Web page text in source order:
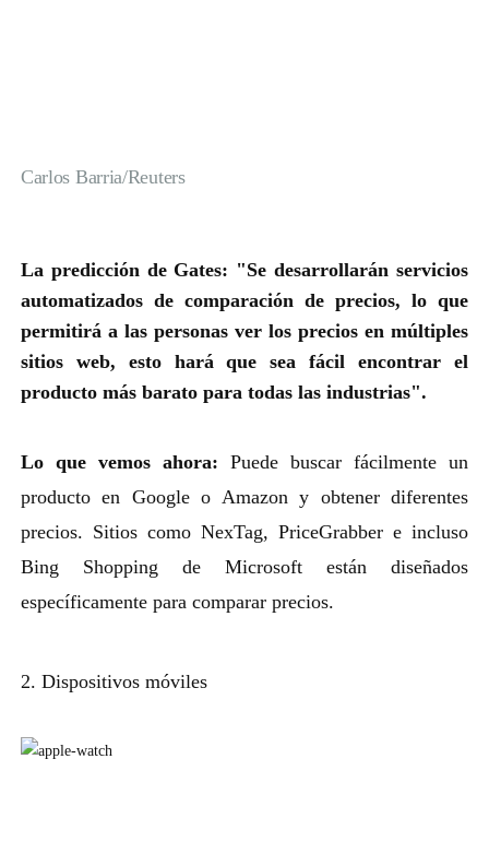
Carlos Barria/Reuters
La predicción de Gates: "Se desarrollarán servicios
automatizados de comparación de precios, lo que
permitirá a las personas ver los precios en múltiples
sitios web, esto hará que sea fácil encontrar el
producto más barato para todas las industrias".
Lo que vemos ahora: Puede buscar fácilmente un
producto en Google o Amazon y obtener diferentes
precios. Sitios como NexTag, PriceGrabber e incluso
Bing Shopping de Microsoft están diseñados
específicamente para comparar precios.
2. Dispositivos móviles